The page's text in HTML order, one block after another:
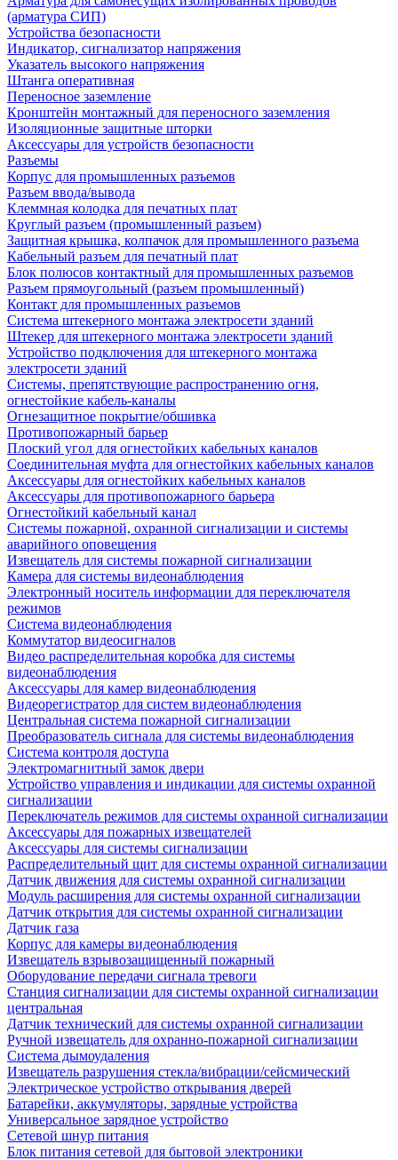
(арматура СИП)
Устройства безопасности
Индикатор, сигнализатор напряжения
Указатель высокого напряжения
Штанга оперативная
Переносное заземление
Кронштейн монтажный для переносного заземления
Изоляционные защитные шторки
Аксессуары для устройств безопасности
Разъемы
Корпус для промышленных разъемов
Разъем ввода/вывода
Клеммная колодка для печатных плат
Круглый разъем (промышленный разъем)
Защитная крышка, колпачок для промышленного разъема
Кабельный разъем для печатный плат
Блок полюсов контактный для промышленных разъемов
Разъем прямоугольный (разъем промышленный)
Контакт для промышленных разъемов
Система штекерного монтажа электросети зданий
Штекер для штекерного монтажа электросети зданий
Устройство подключения для штекерного монтажа
электросети зданий
Системы, препятствующие распространению огня,
огнестойкие кабель-каналы
Огнезащитное покрытие/обшивка
Противопожарный барьер
Плоский угол для огнестойких кабельных каналов
Соединительная муфта для огнестойких кабельных каналов
Аксессуары для огнестойких кабельных каналов
Аксессуары для противопожарного барьера
Огнестойкий кабельный канал
Системы пожарной, охранной сигнализации и системы
аварийного оповещения
Извещатель для системы пожарной сигнализации
Камера для системы видеонаблюдения
Электронный носитель информации для переключателя
режимов
Система видеонаблюдения
Коммутатор видеосигналов
Видео распределительная коробка для системы
видеонаблюдения
Аксессуары для камер видеонаблюдения
Видеорегистратор для систем видеонаблюдения
Центральная система пожарной сигнализации
Преобразователь сигнала для системы видеонаблюдения
Система контроля доступа
Электромагнитный замок двери
Устройство управления и индикации для системы охранной
сигнализации
Переключатель режимов для системы охранной сигнализации
Аксессуары для пожарных извещателей
Аксессуары для системы сигнализации
Распределительный щит для системы охранной сигнализации
Датчик движения для системы охранной сигнализации
Модуль расширения для системы охранной сигнализации
Датчик открытия для системы охранной сигнализации
Датчик газа
Корпус для камеры видеонаблюдения
Извещатель взрывозащищенный пожарный
Оборудование передачи сигнала тревоги
Станция сигнализации для системы охранной сигнализации
центральная
Датчик технический для системы охранной сигнализации
Ручной извещатель для охранно-пожарной сигнализации
Система дымоудаления
Извещатель разрушения стекла/вибрации/сейсмический
Электрическое устройство открывания дверей
Батарейки, аккумуляторы, зарядные устройства
Универсальное зарядное устройство
Сетевой шнур питания
Блок питания сетевой для бытовой электроники